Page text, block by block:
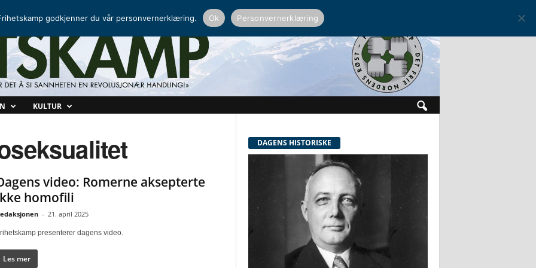
KULTUR
video: Romerne aksepterte
homofili
- 21. april 2025
presenterer dagens video.
Les mer
DAGENS HISTORISKE
godkjenner du vår personvernerklæring. Ok Personvernerklæring